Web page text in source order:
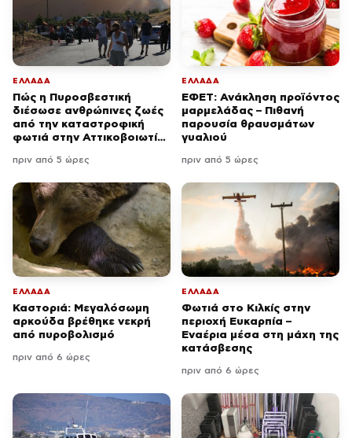
ΕΛΛΑΔΑ
Πώς η Πυροσβεστική
διέσωσε ανθρώπινες ζωές
από την καταστροφική
φωτιά στην Αττικοβοιωτία
απομακρύνθηκαν διά
πριν από 5 ώρες
ΕΛΛΑΔΑ
ΕΦΕΤ: Ανάκληση προϊόντος
μαρμελάδας – Πιθανή
παρουσία θραυσμάτων
γυαλιού
πριν από 5 ώρες
ΕΛΛΑΔΑ
Καστοριά: Μεγαλόσωμη
αρκούδα βρέθηκε νεκρή
από πυροβολισμό
πριν από 6 ώρες
ΕΛΛΑΔΑ
Φωτιά στο Κιλκίς στην
περιοχή Ευκαρπία –
Εναέρια μέσα στη μάχη της
κατάσβεσης
πριν από 6 ώρες